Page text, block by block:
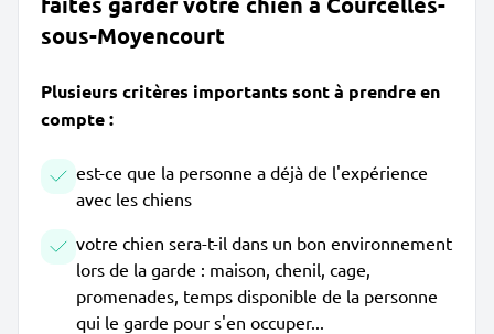
sous-Moyencourt
Plusieurs critères importants sont à prendre en
compte :
est-ce que la personne a déjà de l'expérience
avec les chiens
votre chien sera-t-il dans un bon environnement
lors de la garde : maison, chenil, cage,
promenades, temps disponible de la personne
qui le garde pour s'en occuper...